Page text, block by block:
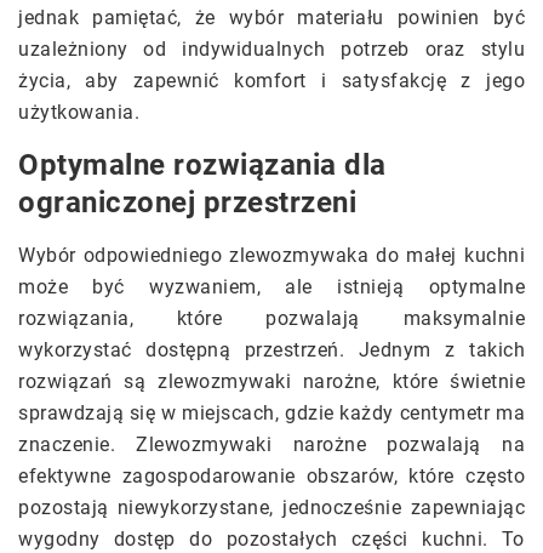
jednak pamiętać, że wybór materiału powinien być
uzależniony od indywidualnych potrzeb oraz stylu
życia, aby zapewnić komfort i satysfakcję z jego
użytkowania.
Optymalne rozwiązania dla
ograniczonej przestrzeni
Wybór odpowiedniego zlewozmywaka do małej kuchni
może być wyzwaniem, ale istnieją optymalne
rozwiązania, które pozwalają maksymalnie
wykorzystać dostępną przestrzeń. Jednym z takich
rozwiązań są zlewozmywaki narożne, które świetnie
sprawdzają się w miejscach, gdzie każdy centymetr ma
znaczenie. Zlewozmywaki narożne pozwalają na
efektywne zagospodarowanie obszarów, które często
pozostają niewykorzystane, jednocześnie zapewniając
wygodny dostęp do pozostałych części kuchni. To